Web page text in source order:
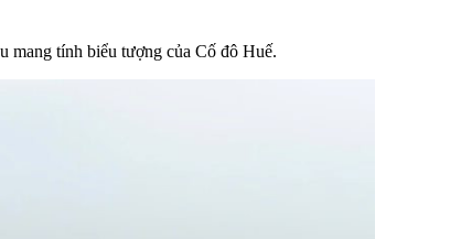
mang tính biểu tượng của Cố đô Huế.